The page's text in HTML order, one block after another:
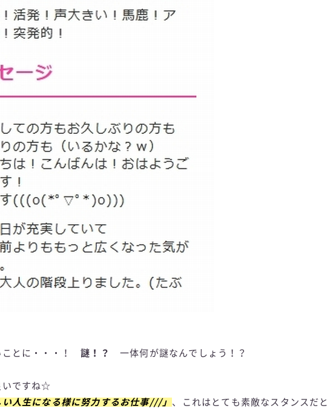
ことに・・・！謎！？ 一体何が謎なんでしょう！？
いですね☆
い人生になる様に努力するお仕事///」 、これはとても素敵なスタンスだと